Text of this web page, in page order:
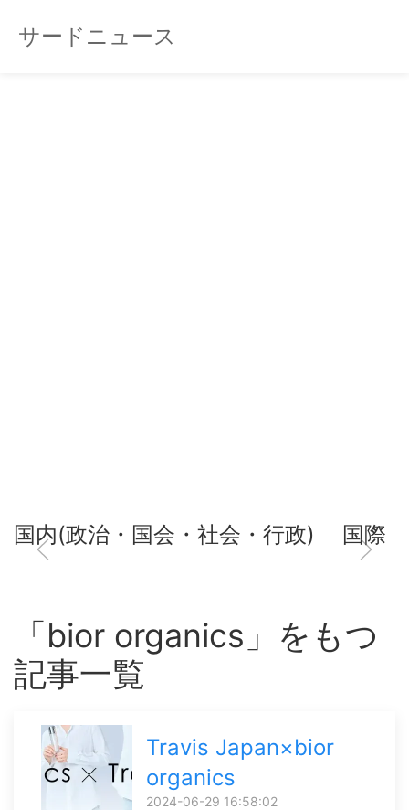
サードニュース
国内(政治・国会・社会・行政) 国際
「bior organics」をもつ
記事一覧
Travis Japan×bior
organics
2024-06-29 16:58:02